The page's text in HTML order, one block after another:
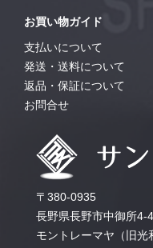
お買い物ガイド
支払いについて
発送・送料について
返品・保証について
お問合せ
〒380-0935
長野県長野市中御所4-
モントレーマヤ（旧光